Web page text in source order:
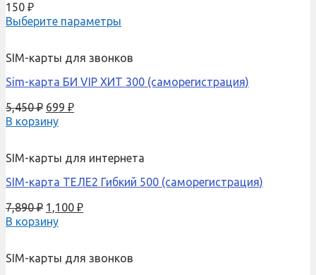
150 ₽
Выберите параметры
SIM-карты для звонков
Sim-карта БИ VIP ХИТ 300 (саморегистрация)
5,450₽ 699 ₽
В корзину
SIM-карты для интернета
SIM-карта ТЕЛЕ2 Гибкий 500 (саморегистрация)
7,890₽ 1,100 ₽
В корзину
SIM-карты для звонков